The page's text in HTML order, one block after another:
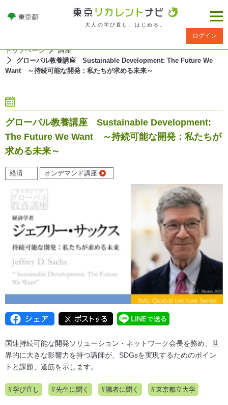
大人の学び直し、はじめる。
ログイン
トップページ
講座
グローバル教養講座 Sustainable Development: The Future We
Want ～持続可能な開発：私たちが求める未来～
グローバル教養講座 Sustainable Development:
The Future We Want ～持続可能な開発：私たちが
求める未来～
経済 オンデマンド講座
国連持続可能な開発ソリューション・ネットワーク会長を務め、世
界的に大きな影響力を持つ講師が、SDGsを実現するためのポイン
トと課題、道筋を示します。
学び直し 先生に聞く 識者に聞く 東京都立大学